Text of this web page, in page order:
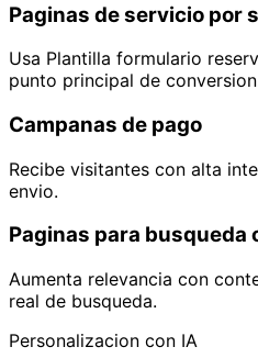
Paginas de servicio por
Usa Plantilla formulario
punto principal de
Campanas de pago
Recibe visitantes con alta
envio.
Paginas para busqueda
Aumenta relevancia con
real de busqueda.
Personalizacion con IA